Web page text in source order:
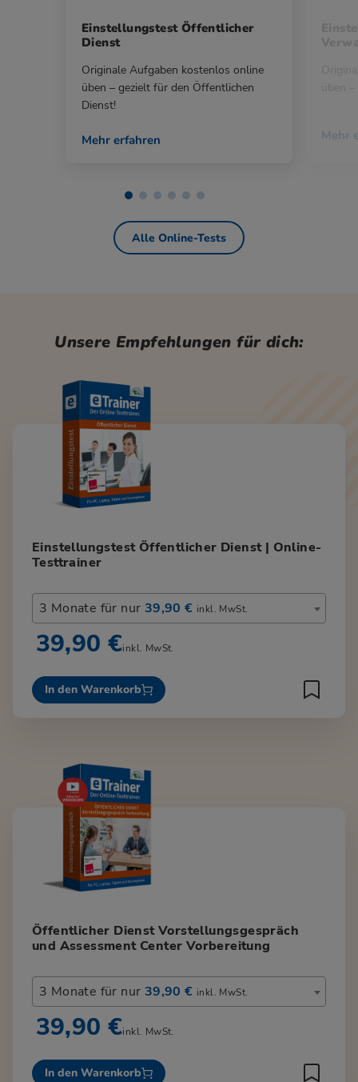
Einstellungstest Öffentlicher
Dienst
Originale Aufgaben kostenlos online
üben – gezielt für den Öffentlichen
Dienst!
Mehr erfahren Mehr
Alle Online-Tests
Unsere Empfehlungen für dich:
Einstellungstest Öffentlicher Dienst | Online-
Testtrainer
3 Monate für nur 39,90 € inkl. MwSt.
39,90 €inkl. MwSt.
In den Warenkorb
Öffentlicher Dienst Vorstellungsgespräch
und Assessment Center Vorbereitung
3 Monate für nur 39,90 € inkl. MwSt.
39,90 €inkl. MwSt.
In den Warenkorb